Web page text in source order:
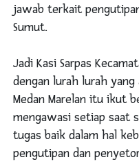
jawab terkait
Sumut.
Jadi Kasi Sarpas
dengan lurah lurah
Medan Marelan itu ikut
mengawasi setiap saat
tugas baik dalam hal
pengutipan dan